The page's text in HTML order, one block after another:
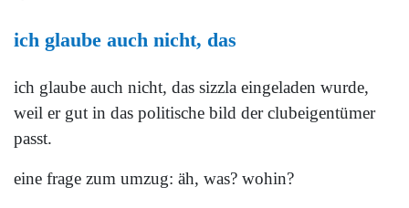
ich glaube auch nicht, das
ich glaube auch nicht, das sizzla eingeladen wurde,
weil er gut in das politische bild der clubeigentümer
passt.
eine frage zum umzug: äh, was? wohin?